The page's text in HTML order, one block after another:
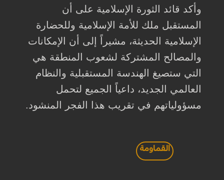
وأكد قائد الثورة الإسلامية على أن
المستقبل ملك للأمة الإسلامية وللحضارة
الإسلامية الحديثة، مشيراً إلى أن الإمكانات
والمصالح المشتركة لشعوب المنطقة هي
التي ستصيغ الهندسة المستقبلية والنظام
العالمي الجديد، داعياً الجميع لتحمل
مسؤولياتهم في تقريب هذا الفجر المنشود.
القماومة